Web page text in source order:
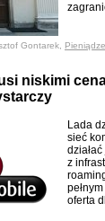
Gontarek, Pieniądze
niskimi
Lada
sieć
z
oferta